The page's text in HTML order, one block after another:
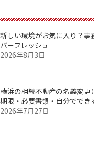
新しい環境がお気に入り？事
バーフレッシュ
2026年8月3日
横浜の相続不動産の名義変更
期限・必要書類・自分ででき
2026年7月27日